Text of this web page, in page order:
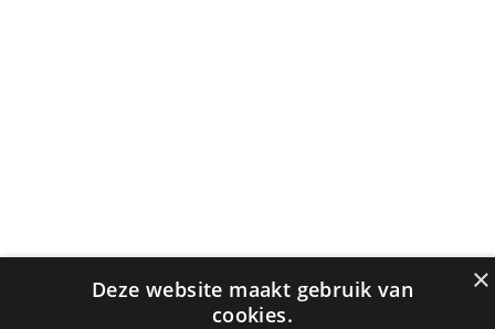
×
Deze website maakt gebruik van
cookies.